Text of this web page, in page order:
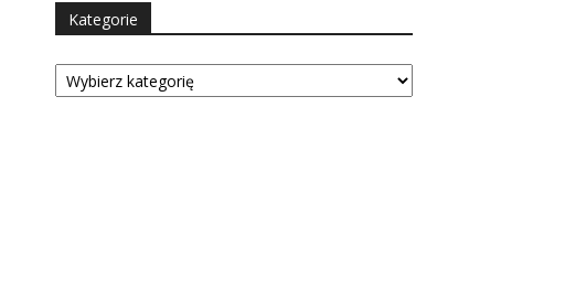
Kategorie
Kategorie